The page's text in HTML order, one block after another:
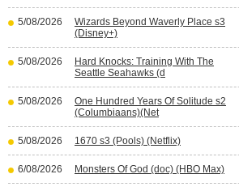
5/08/2026
Wizards Beyond Waverly Place s3
(Disney+)
5/08/2026
Hard Knocks: Training With The
Seattle Seahawks (d
5/08/2026
One Hundred Years Of Solitude s2
(Columbiaans)(Net
5/08/2026 1670 s3 (Pools) (Netflix)
6/08/2026 Monsters Of God (doc) (HBO Max)